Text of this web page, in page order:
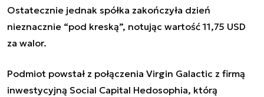
Ostatecznie jednak spółka zakończyła dzień
nieznacznie “pod kreską”, notując wartość 11,75 USD
za walor.
Podmiot powstał z połączenia Virgin Galactic z firmą
inwestycyjną Social Capital Hedosophia, którą